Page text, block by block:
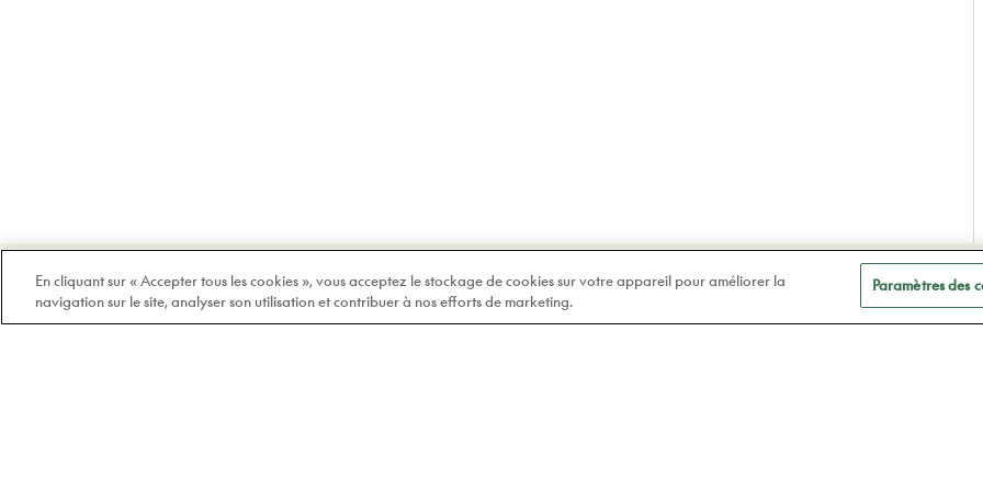
Bienvenue chez Doyle
100% québécois et
Soins des yeux
En cliquant sur « Accepter tous les cookies », vous acceptez le stockage de cookies sur votre appareil pour améliorer la
navigation sur le site, analyser son utilisation et contribuer à nos efforts de marketing.
Paramètres des